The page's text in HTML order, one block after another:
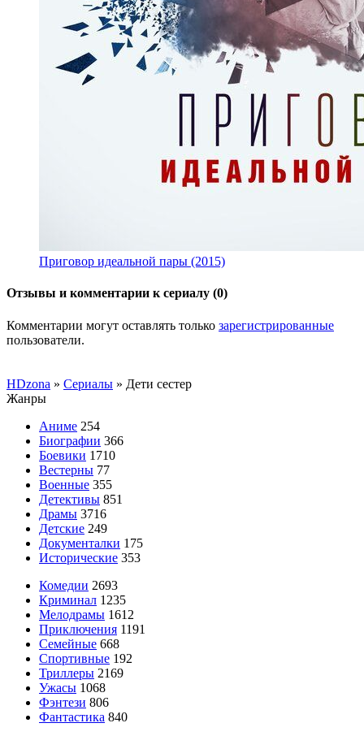
Приговор идеальной пары (2015)
Отзывы и комментарии к сериалу (0)
Комментарии могут оставлять только зарегистрированные
пользователи.
HDzona » Сериалы » Дети сестер
Жанры
Аниме 254
Биографии 366
Боевики 1710
Вестерны 77
Военные 355
Детективы 851
Драмы 3716
Детские 249
Документалки 175
Исторические 353
Комедии 2693
Криминал 1235
Мелодрамы 1612
Приключения 1191
Семейные 668
Спортивные 192
Триллеры 2169
Ужасы 1068
Фэнтези 806
Фантастика 840